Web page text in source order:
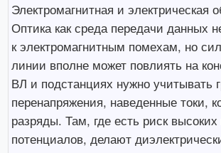
Электромагнитная и электрическая
Оптика как среда передачи данных
к электромагнитным помехам, но
линии вполне может повлиять на
ВЛ и подстанциях нужно учитывать
перенапряжения, наведенные токи,
разряды. Там, где есть риск
потенциалов, делают